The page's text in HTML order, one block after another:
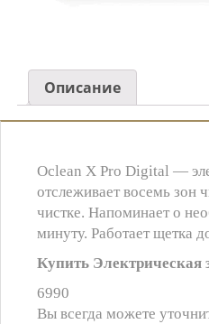
Описание
Oclean X Pro Digital —
отслеживает восемь зон
чистке. Напоминает о
минуту. Работает щетка
Купить Электрическая
6990
Вы всегда можете